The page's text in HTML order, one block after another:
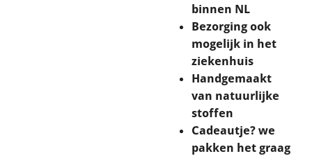
binnen NL
Bezorging ook
mogelijk in het
ziekenhuis
Handgemaakt
van natuurlijke
stoffen
Cadeautje? we
pakken het graag